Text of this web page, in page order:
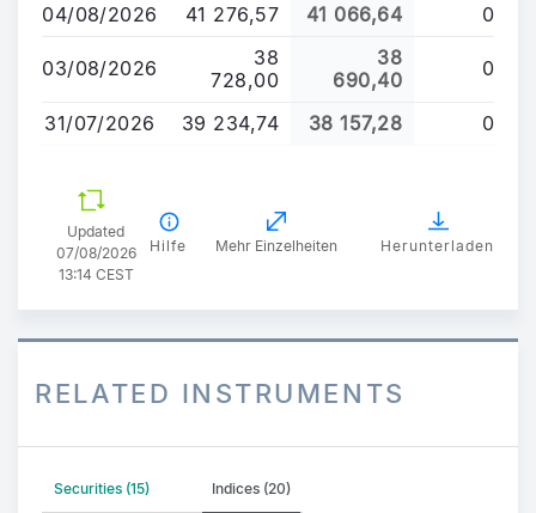
04/08/2026
41 276,57 41 066,64 0
03/08/2026
38
728,00
38
690,40
0
31/07/2026 39 234,74 38 157,28 0
Updated
07/08/2026
13:14 CEST
Hilfe Mehr Einzelheiten Herunterladen
RELATED INSTRUMENTS
Securities (15) Indices (20)